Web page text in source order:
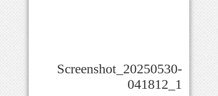
Screenshot_20250530-
041812_1